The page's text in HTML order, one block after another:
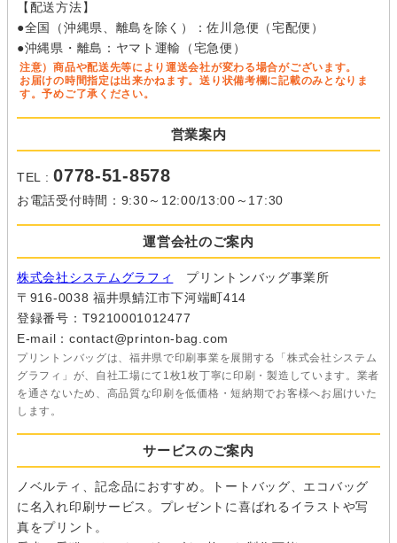
【配送方法】
●全国（沖縄県、離島を除く）：佐川急便（宅配便）
●沖縄県・離島：ヤマト運輸（宅急便）
注意）商品や配送先等により運送会社が変わる場合がございます。
お届けの時間指定は出来かねます。送り状備考欄に記載のみとなりま
す。予めご了承ください。
営業案内
TEL :0778-51-8578
お電話受付時間：9:30～12:00/13:00～17:30
運営会社のご案内
株式会社システムグラフィ
プリントンバッグ事業所
〒916-0038 福井県鯖江市下河端町414
登録番号：T9210001012477
E-mail：contact@printon-bag.com
プリントンバッグは、福井県で印刷事業を展開する「株式会社システム
グラフィ」が、自社工場にて1枚1枚丁寧に印刷・製造しています。業者
を通さないため、高品質な印刷を低価格・短納期でお客様へお届けいた
します。
サービスのご案内
ノベルティ、記念品におすすめ。トートバッグ、エコバッグ
に名入れ印刷サービス。プレゼントに喜ばれるイラストや写
真をプリント。